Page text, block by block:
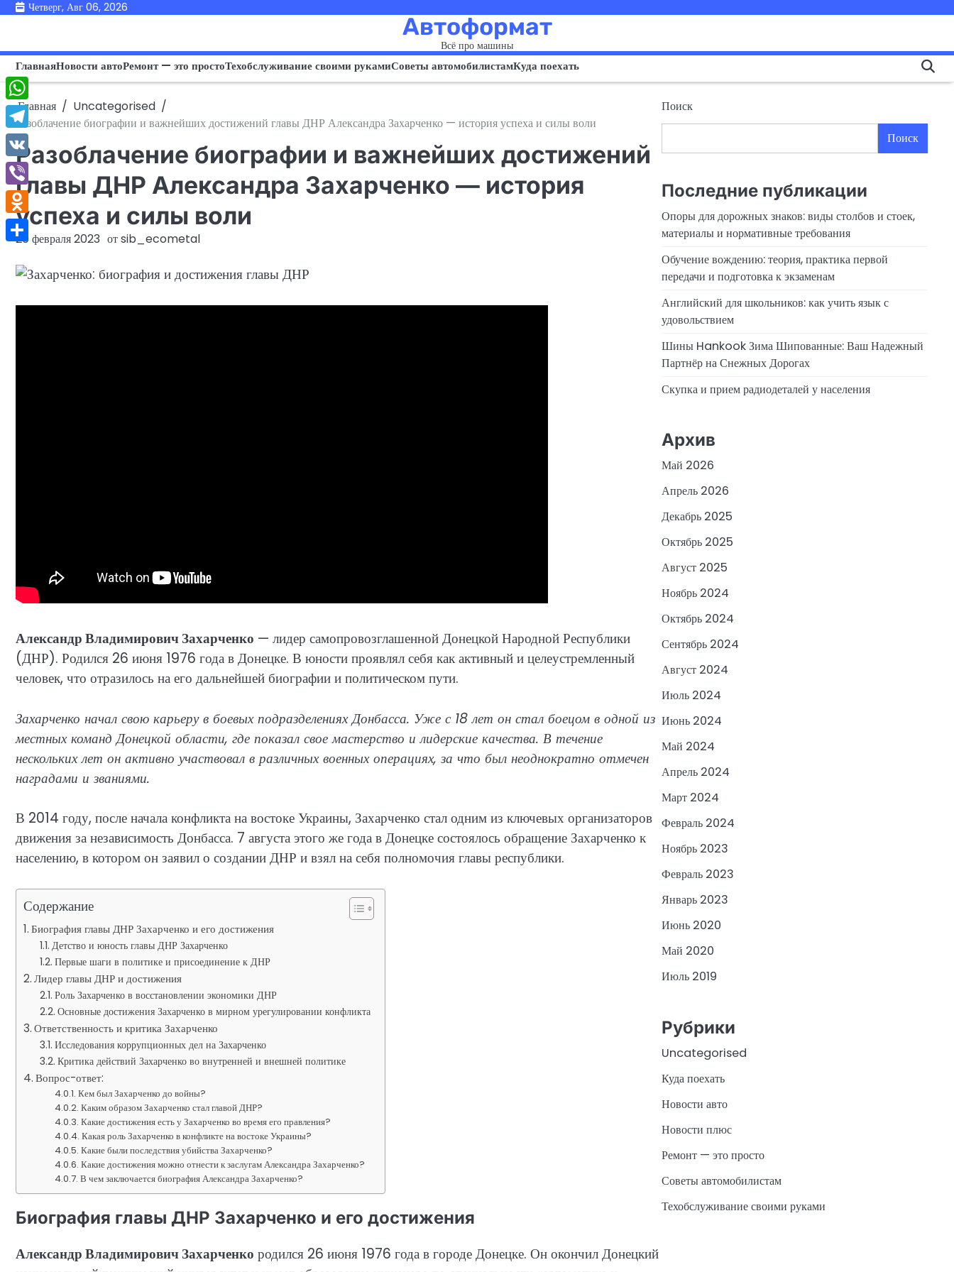
ПерейтиЧетверг, Авг 06, 2026
Автоформат
Всё про машины
ГлавнаяНовости автоРемонт — это простоТехобслуживание своими рукамиСоветы автомобилистамКуда поехать
Главная
Uncategorised
Разоблачение биографии и важнейших достижений главы ДНР Александра Захарченко — история успеха и силы воли
Разоблачение биографии и важнейших достижений
главы ДНР Александра Захарченко — история
успеха и силы воли
20 февраля 2023 отsib_ecometal
Александр Владимирович Захарченко — лидер самопровозглашенной Донецкой Народной Республики
(ДНР). Родился 26 июня 1976 года в Донецке. В юности проявлял себя как активный и целеустремленный
человек, что отразилось на его дальнейшей биографии и политическом пути.
Захарченко начал свою карьеру в боевых подразделениях Донбасса. Уже с 18 лет он стал боецом в одной из
местных команд Донецкой области, где показал свое мастерство и лидерские качества. В течение
нескольких лет он активно участвовал в различных военных операциях, за что был неоднократно отмечен
наградами и званиями.
В 2014 году, после начала конфликта на востоке Украины, Захарченко стал одним из ключевых организаторов
движения за независимость Донбасса. 7 августа этого же года в Донецке состоялось обращение Захарченко к
населению, в котором он заявил о создании ДНР и взял на себя полномочия главы республики.
Содержание
Биография главы ДНР Захарченко и его достижения
Детство и юность главы ДНР Захарченко
Первые шаги в политике и присоединение к ДНР
Лидер главы ДНР и достижения
Роль Захарченко в восстановлении экономики ДНР
Основные достижения Захарченко в мирном урегулировании конфликта
Ответственность и критика Захарченко
Исследования коррупционных дел на Захарченко
Критика действий Захарченко во внутренней и внешней политике
Вопрос-ответ:
Кем был Захарченко до войны?
Каким образом Захарченко стал главой ДНР?
Какие достижения есть у Захарченко во время его правления?
Какая роль Захарченко в конфликте на востоке Украины?
Какие были последствия убийства Захарченко?
Какие достижения можно отнести к заслугам Александра Захарченко?
В чем заключается биография Александра Захарченко?
Биография главы ДНР Захарченко и его достижения
Александр Владимирович Захарченко родился 26 июня 1976 года в городе Донецке. Он окончил Донецкий
Поиск
Поиск
Последние публикации
Опоры для дорожных знаков: виды столбов и стоек,
материалы и нормативные требования
Обучение вождению: теория, практика первой
передачи и подготовка к экзаменам
Английский для школьников: как учить язык с
удовольствием
Шины Hankook Зима Шипованные: Ваш Надежный
Партнёр на Снежных Дорогах
Скупка и прием радиодеталей у населения
Архив
Май 2026
Апрель 2026
Декабрь 2025
Октябрь 2025
Август 2025
Ноябрь 2024
Октябрь 2024
Сентябрь 2024
Август 2024
Июль 2024
Июнь 2024
Май 2024
Апрель 2024
Март 2024
Февраль 2024
Ноябрь 2023
Февраль 2023
Январь 2023
Июнь 2020
Май 2020
Июль 2019
Рубрики
Uncategorised
Куда поехать
Новости авто
Новости плюс
Ремонт — это просто
Советы автомобилистам
Техобслуживание своими руками
WhatsApp
Telegram
VK
Viber
Odnoklassniki